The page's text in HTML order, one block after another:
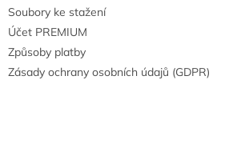
Soubory ke stažení
Účet PREMIUM
Způsoby platby
Zásady ochrany osobních údajů (GDPR)